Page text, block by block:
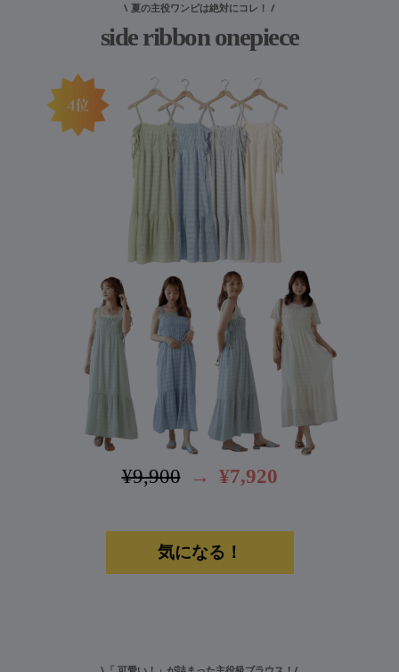
\ 夏の主役ワンピは絶対にコレ！ /
side ribbon onepiece
¥9,900 → ¥7,920
気になる！